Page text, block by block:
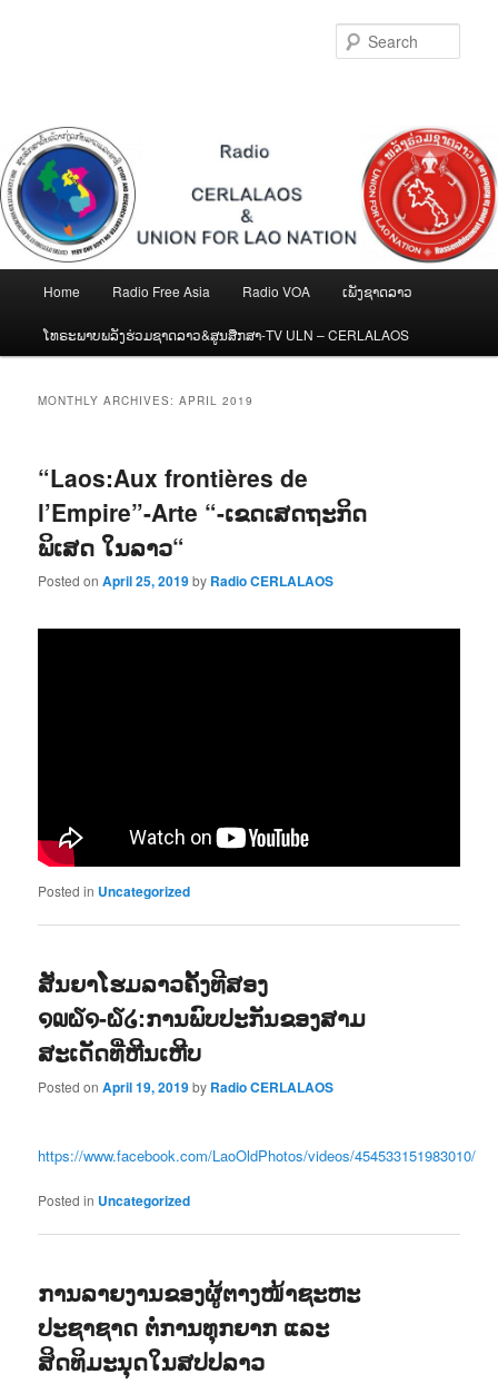
Home Radio Free Asia Radio VOA ເພັງຊາດລາວ
ໂທຣະພາບພລັງຮ່ວມຊາດລາວ&ສູນສືກສາ-TV ULN – CERLALAOS
MONTHLY ARCHIVES:APRIL 2019
“Laos:Aux frontières de
l’Empire”-Arte “-ເຂດເສດຖະກິດ
ພິເສດ ໃນລາວ“
Posted onApril 25, 2019by Radio CERLALAOS
Posted in Uncategorized
ສັນຍາໂຮມລາວຄັ້ງທີສອງ
໑໙໖໑-໖໒:ການພົບປະກັນຂອງສາມ
ສະເດັດທີ່ຫີນເຫີບ
Posted onApril 19, 2019by Radio CERLALAOS
https://www.facebook.com/LaoOldPhotos/videos/454533151983010/
Posted in Uncategorized
ການລາຍງານຂອງຜູ້ຕາງໜ້າຊະຫະ
ປະຊາຊາດ ຕໍ່ການທຸກຍາກ ແລະ
ສິດທິມະນຸດໃນສປປລາວ